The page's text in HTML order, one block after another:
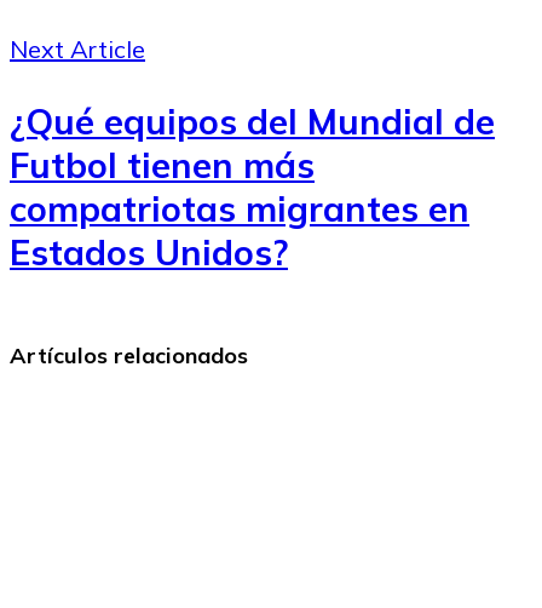
Next Article
¿Qué equipos del Mundial de
Futbol tienen más
compatriotas migrantes en
Estados Unidos?
Artículos relacionados